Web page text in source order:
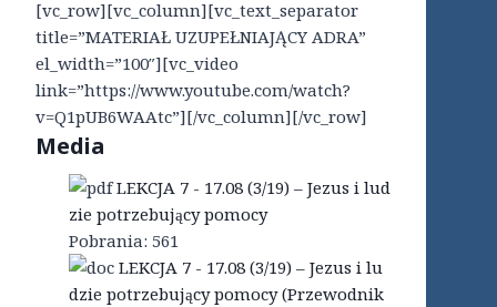
[vc_row][vc_column][vc_text_separator
title=”MATERIAŁ UZUPEŁNIAJĄCY ADRA”
el_width=”100″][vc_video
link=”https://www.youtube.com/watch?
v=Q1pUB6WAAtc”][/vc_column][/vc_row]
Media
LEKCJA 7 - 17.08 (3/19) – Jezus i lud
zie potrzebujący pomocy
Pobrania: 561
LEKCJA 7 - 17.08 (3/19) – Jezus i lu
dzie potrzebujący pomocy (Przewodnik